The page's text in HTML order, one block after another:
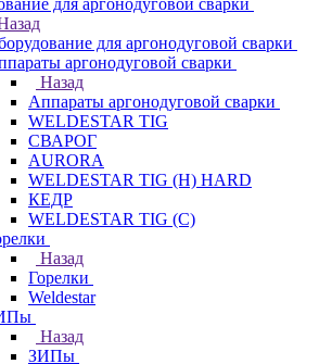
для аргонодуговой сварки
для аргонодуговой сварки
аргонодуговой сварки
Назад
Аппараты аргонодуговой сварки
WELDESTAR TIG
СВАРОГ
AURORA
WELDESTAR TIG (H) HARD
КЕДР
WELDESTAR TIG (С)
Назад
Горелки
Weldestar
Назад
ЗИПы